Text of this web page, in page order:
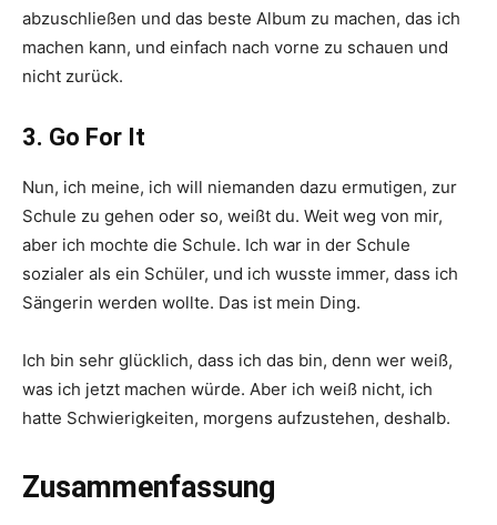
abzuschließen und das beste Album zu machen, das ich
machen kann, und einfach nach vorne zu schauen und
nicht zurück.
3. Go For It
Nun, ich meine, ich will niemanden dazu ermutigen, zur
Schule zu gehen oder so, weißt du. Weit weg von mir,
aber ich mochte die Schule. Ich war in der Schule
sozialer als ein Schüler, und ich wusste immer, dass ich
Sängerin werden wollte. Das ist mein Ding.
Ich bin sehr glücklich, dass ich das bin, denn wer weiß,
was ich jetzt machen würde. Aber ich weiß nicht, ich
hatte Schwierigkeiten, morgens aufzustehen, deshalb.
Zusammenfassung